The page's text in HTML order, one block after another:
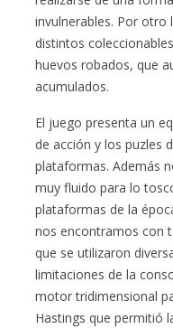
invulnerables. Por
distintos
huevos robados, que
acumulados.
El juego presenta un
de acción y los puzles
plataformas. Además
muy fluido para lo
plataformas de la
nos encontramos con
que se utilizaron
limitaciones de la
motor tridimensional
Hastings que permitió